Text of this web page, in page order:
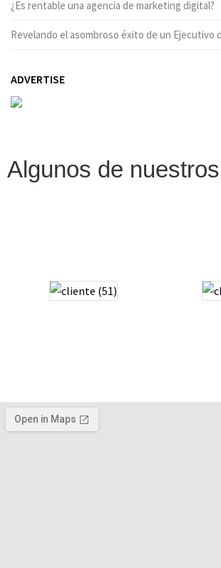
¿Es rentable una agencia de marketing digital?
Revelando el asombroso éxito de un Ejecutivo
ADVERTISE
Algunos de nuestros